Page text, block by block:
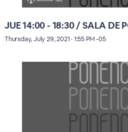
JUE 14:00 - 18:30 / SALA DE
Thursday, July 29, 2021 · 1:55 PM -05